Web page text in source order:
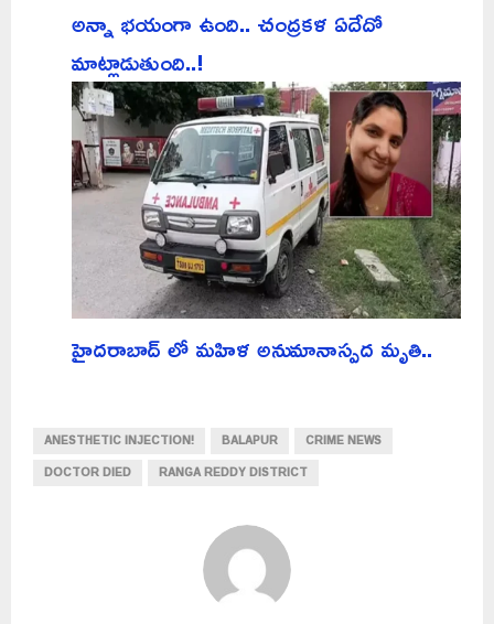
అన్నా భయంగా ఉంది.. చంద్రకళ ఏదేదో
మాట్లాడుతుంది..!
హైదరాబాద్ లో మహిళ అనుమానాస్పద మృతి..
ANESTHETIC INJECTION! BALAPUR
CRIME NEWS
DOCTOR DIED
RANGA REDDY DISTRICT